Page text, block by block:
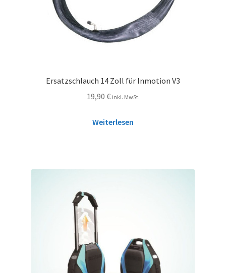
Ersatzschlauch 14 Zoll für Inmotion V3
19,90 € inkl. MwSt.
Weiterlesen